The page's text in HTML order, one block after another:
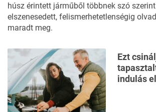
húsz érintett járműből többnek szó
elszenesedett, felismerhetetlenségig
maradt meg.
Ezt
indulás